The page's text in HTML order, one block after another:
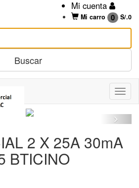
Mi cuenta
Mi carro 0 S/.0
2 X 25A 30mA
BTICINO